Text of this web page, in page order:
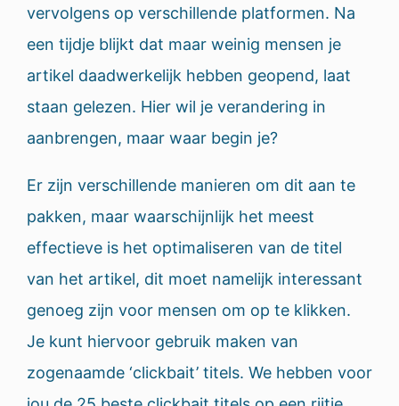
vervolgens op verschillende platformen. Na
een tijdje blijkt dat maar weinig mensen je
artikel daadwerkelijk hebben geopend, laat
staan gelezen. Hier wil je verandering in
aanbrengen, maar waar begin je?
Er zijn verschillende manieren om dit aan te
pakken, maar waarschijnlijk het meest
effectieve is het optimaliseren van de titel
van het artikel, dit moet namelijk interessant
genoeg zijn voor mensen om op te klikken.
Je kunt hiervoor gebruik maken van
zogenaamde ‘clickbait’ titels. We hebben voor